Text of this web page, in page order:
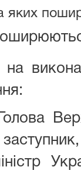
яких
на